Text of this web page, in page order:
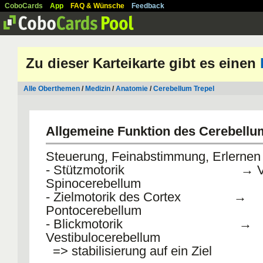
CoboCards App FAQ & Wünsche Feedback
Zu dieser Karteikarte gibt es einen
Alle Oberthemen / Medizin /Anatomie /Cerebellum Trepel
Allgemeine Funktion des
Steuerung, Feinabstimmung,
- Stützmotorik →
Spinocerebellum
- Zielmotorik des Cortex →
Pontocerebellum
- Blickmotorik →
Vestibulocerebellum
=> stabilisierung auf ein Ziel